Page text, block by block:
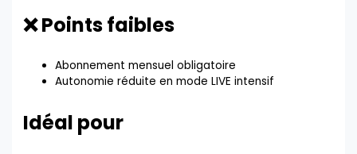
❌ Points faibles
Abonnement mensuel obligatoire
Autonomie réduite en mode LIVE intensif
Idéal pour